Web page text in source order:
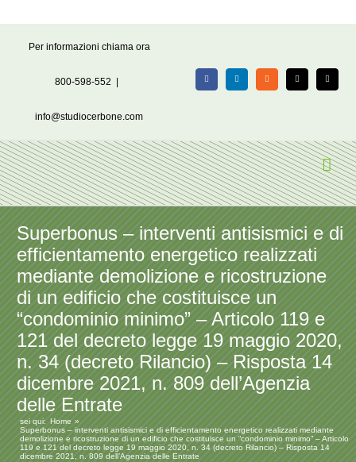
Per informazioni chiama ora
800-598-552
info@studiocerbone.com
FacebookLinkedIn Rss X Email
Superbonus – interventi antisismici e di
efficientamento energetico realizzati
mediante demolizione e ricostruzione
di un edificio che costituisce un
“condominio minimo” – Articolo 119 e
121 del decreto legge 19 maggio 2020,
n. 34 (decreto Rilancio) – Risposta 14
dicembre 2021, n. 809 dell’Agenzia
delle Entrate
sei qui:
Home
Superbonus – interventi antisismici e di efficientamento energetico realizzati mediante
demolizione e ricostruzione di un edificio che costituisce un “condominio minimo” – Articolo
119 e 121 del decreto legge 19 maggio 2020, n. 34 (decreto Rilancio) – Risposta 14
dicembre 2021, n. 809 dell’Agenzia delle Entrate